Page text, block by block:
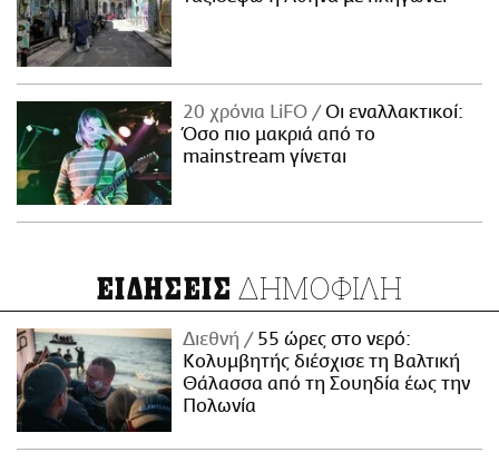
20 χρόνια LiFO
Οι εναλλακτικοί:
Όσο πιο μακριά από το
mainstream γίνεται
ΕΙΔΗΣΕΙΣ ΔΗΜΟΦΙΛΗ
Διεθνή
55 ώρες στο νερό:
Κολυμβητής διέσχισε τη Βαλτική
Θάλασσα από τη Σουηδία έως την
Πολωνία